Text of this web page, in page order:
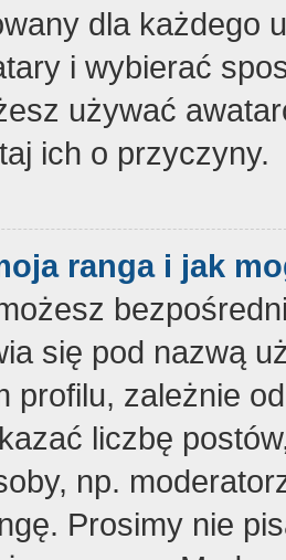
dla każdego
i wybierać
używać
ich o przyczyny.
ranga i jak
się pod nazwą
profilu, zależnie
liczbę
np.
Prosimy nie